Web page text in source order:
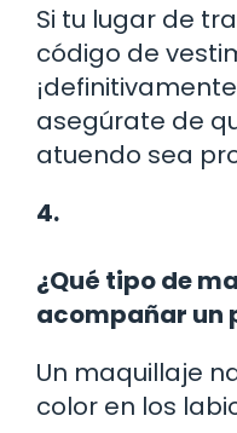
Si tu lugar de
código de
asegúrate de
atuendo sea
4.
¿Qué tipo de
acompañar un
Un maquillaje
color en los